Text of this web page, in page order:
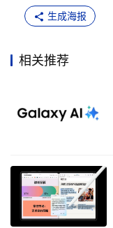
生成海报
相关推荐